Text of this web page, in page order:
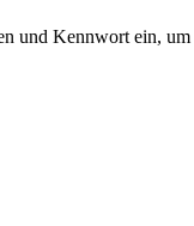
und Kennwort ein,